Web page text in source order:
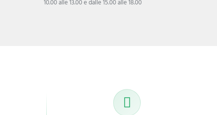
10.00 alle 13.00 e dalle 15.00 alle 18.00